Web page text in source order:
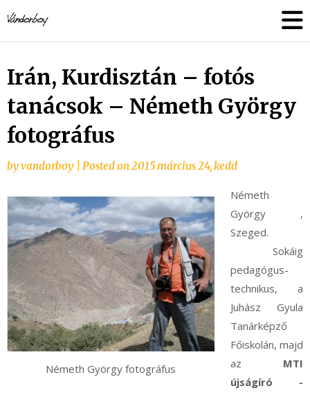
to
content
Irán, Kurdisztán – fotós
tanácsok – Németh György
fotográfus
byvandorboy Posted on2015 március 24, kedd
Németh György fotográfus
Németh
György ,
Szeged.
Sokáig
pedagógus-
technikus, a
Juhász Gyula
Tanárképző
Főiskolán, majd
az
MTI
újságíró -